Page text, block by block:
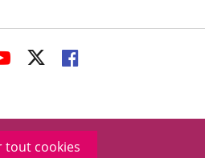
tout cookies
ENLACE
APLICACIÓN
EXTERNA.
ENLACE
APLICACIÓN
EXTERNA.
ENLACE
APLICACIÓN
EXTERNA.